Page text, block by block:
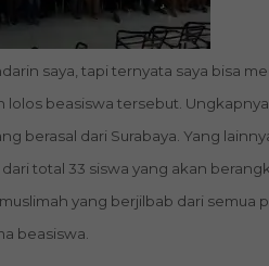
saya, tapi ternyata saya bisa
beasiswa tersebut.
berasal dari Surabaya. Yang
total 33 siswa yang akan
yang berjilbab dari semua
beasiswa.